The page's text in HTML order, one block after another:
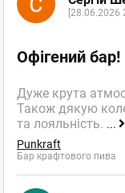
[28.06.2026
Офігений бар!
Дуже крута
Також дякую
та лояльність. ...
Punkraft
Бар крафтового пива